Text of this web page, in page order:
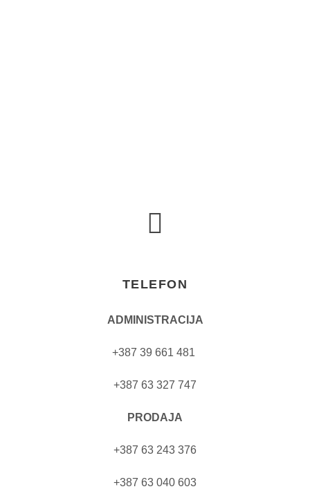
TELEFON
ADMINISTRACIJA
+387 39 661 481
+387 63 327 747
PRODAJA
+387 63 243 376
+387 63 040 603